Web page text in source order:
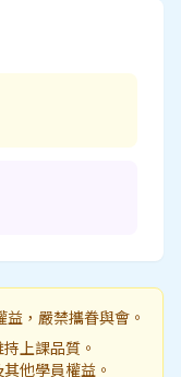
，嚴禁攜眷與會。
上課品質。
他學員權益。